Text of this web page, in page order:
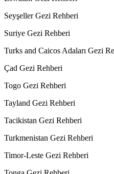
Seyşeller Gezi Rehberi
Suriye Gezi Rehberi
Turks and Caicos Adaları Gezi
Çad Gezi Rehberi
Togo Gezi Rehberi
Tayland Gezi Rehberi
Tacikistan Gezi Rehberi
Turkmenistan Gezi Rehberi
Timor-Leste Gezi Rehberi